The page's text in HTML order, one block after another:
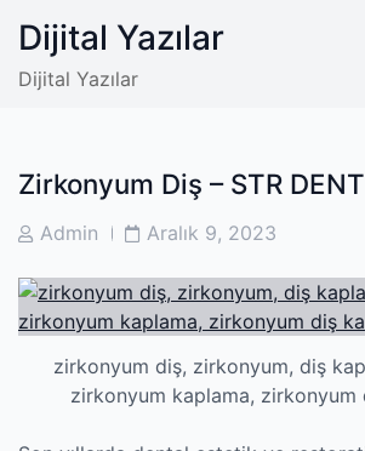
content
Dijital Yazılar
Dijital Yazılar
Zirkonyum Diş – STR DENT
PostAdmin
PostAralık 9, 2023
zirkonyum diş, zirkonyum, diş
zirkonyum kaplama, zirkonyum